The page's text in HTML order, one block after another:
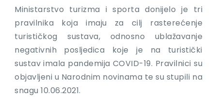
Ministarstvo turizma i sporta donijelo je tri
pravilnika koja imaju za cilj rasterećenje
turističkog sustava, odnosno ublažavanje
negativnih posljedica koje je na turistički
sustav imala pandemija COVID-19. Pravilnici su
objavljeni u Narodnim novinama te su stupili na
snagu 10.06.2021.